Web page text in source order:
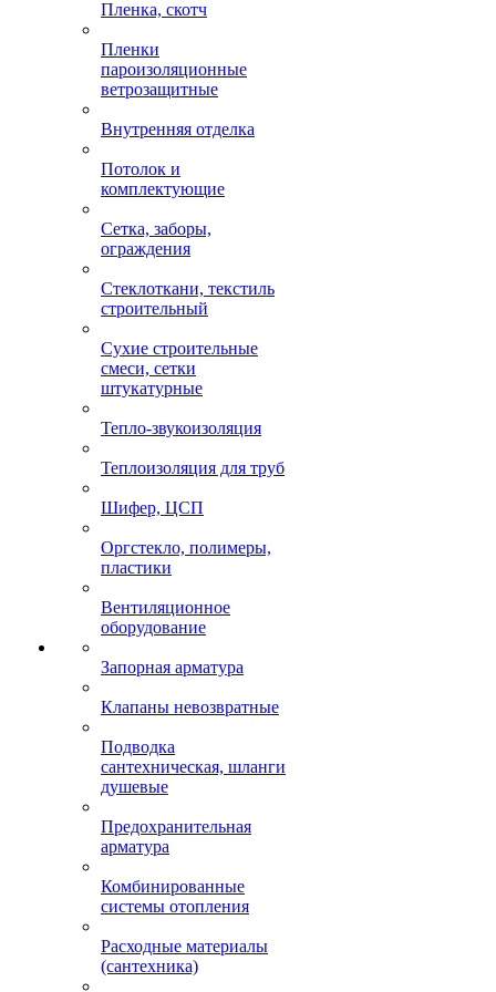
Пленка, скотч
Пленки
пароизоляционные
ветрозащитные
Внутренняя отделка
Потолок и
комплектующие
Сетка, заборы,
ограждения
Стеклоткани, текстиль
строительный
Сухие строительные
смеси, сетки
штукатурные
Тепло-звукоизоляция
Теплоизоляция для труб
Шифер, ЦСП
Оргстекло, полимеры,
пластики
Вентиляционное
оборудование
Запорная арматура
Клапаны невозвратные
Подводка
сантехническая, шланги
душевые
Предохранительная
арматура
Комбинированные
системы отопления
Расходные материалы
(сантехника)